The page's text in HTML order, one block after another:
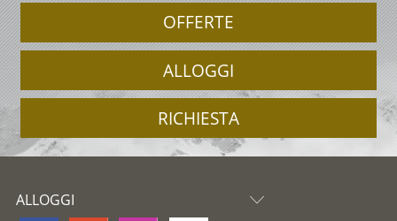
OFFERTE
ALLOGGI
RICHIESTA
ALLOGGI